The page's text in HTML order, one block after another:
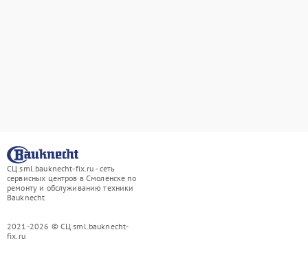
СЦ sml.bauknecht-fix.ru - сеть
сервисных центров в Смоленске по
ремонту и обслуживанию техники
Bauknecht
2021-2026 © СЦ sml.bauknecht-
fix.ru